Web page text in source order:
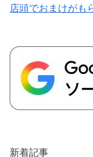
店頭でおまけがも
新着記事